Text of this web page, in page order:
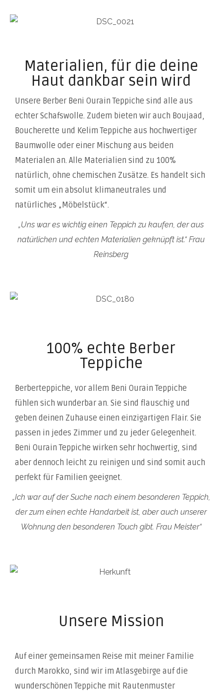
Materialien, für die deine
Haut dankbar sein wird
Unsere Berber Beni Ourain Teppiche sind alle aus
echter Schafswolle. Zudem bieten wir auch Boujaad,
Boucherette und Kelim Teppiche aus hochwertiger
Baumwolle oder einer Mischung aus beiden
Materialen an. Alle Materialien sind zu 100%
natürlich, ohne chemischen Zusätze. Es handelt sich
somit um ein absolut klimaneutrales und
natürliches „Möbelstück“.
„Uns war es wichtig einen Teppich zu kaufen, der aus
natürlichen und echten Materialien geknüpft ist.“ Frau
Reinsberg
100% echte Berber
Teppiche
Berberteppiche, vor allem Beni Ourain Teppiche
fühlen sich wunderbar an. Sie sind flauschig und
geben deinen Zuhause einen einzigartigen Flair. Sie
passen in jedes Zimmer und zu jeder Gelegenheit.
Beni Ourain Teppiche wirken sehr hochwertig, sind
aber dennoch leicht zu reinigen und sind somit auch
perfekt für Familien geeignet.
„Ich war auf der Suche nach einem besonderen Teppich,
der zum einen echte Handarbeit ist, aber auch unserer
Wohnung den besonderen Touch gibt. Frau Meister“
Unsere Mission
Auf einer gemeinsamen Reise mit meiner Familie
durch Marokko, sind wir im Atlasgebirge auf die
wunderschönen Teppiche mit Rautenmuster